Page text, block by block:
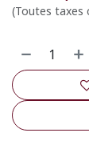
(Toutes taxes